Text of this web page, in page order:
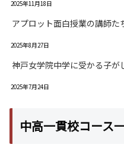
2025年11月18日
アプロット面白授業の講師た
2025年8月27日
神戸女学院中学に受かる子が
2025年7月24日
中高一貫校コース